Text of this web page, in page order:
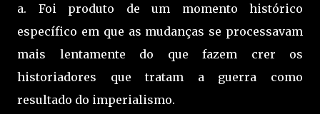
a. Foi produto de um momento histórico
específico em que as mudanças se processavam
mais lentamente do que fazem crer os
historiadores que tratam a guerra como
resultado do imperialismo.